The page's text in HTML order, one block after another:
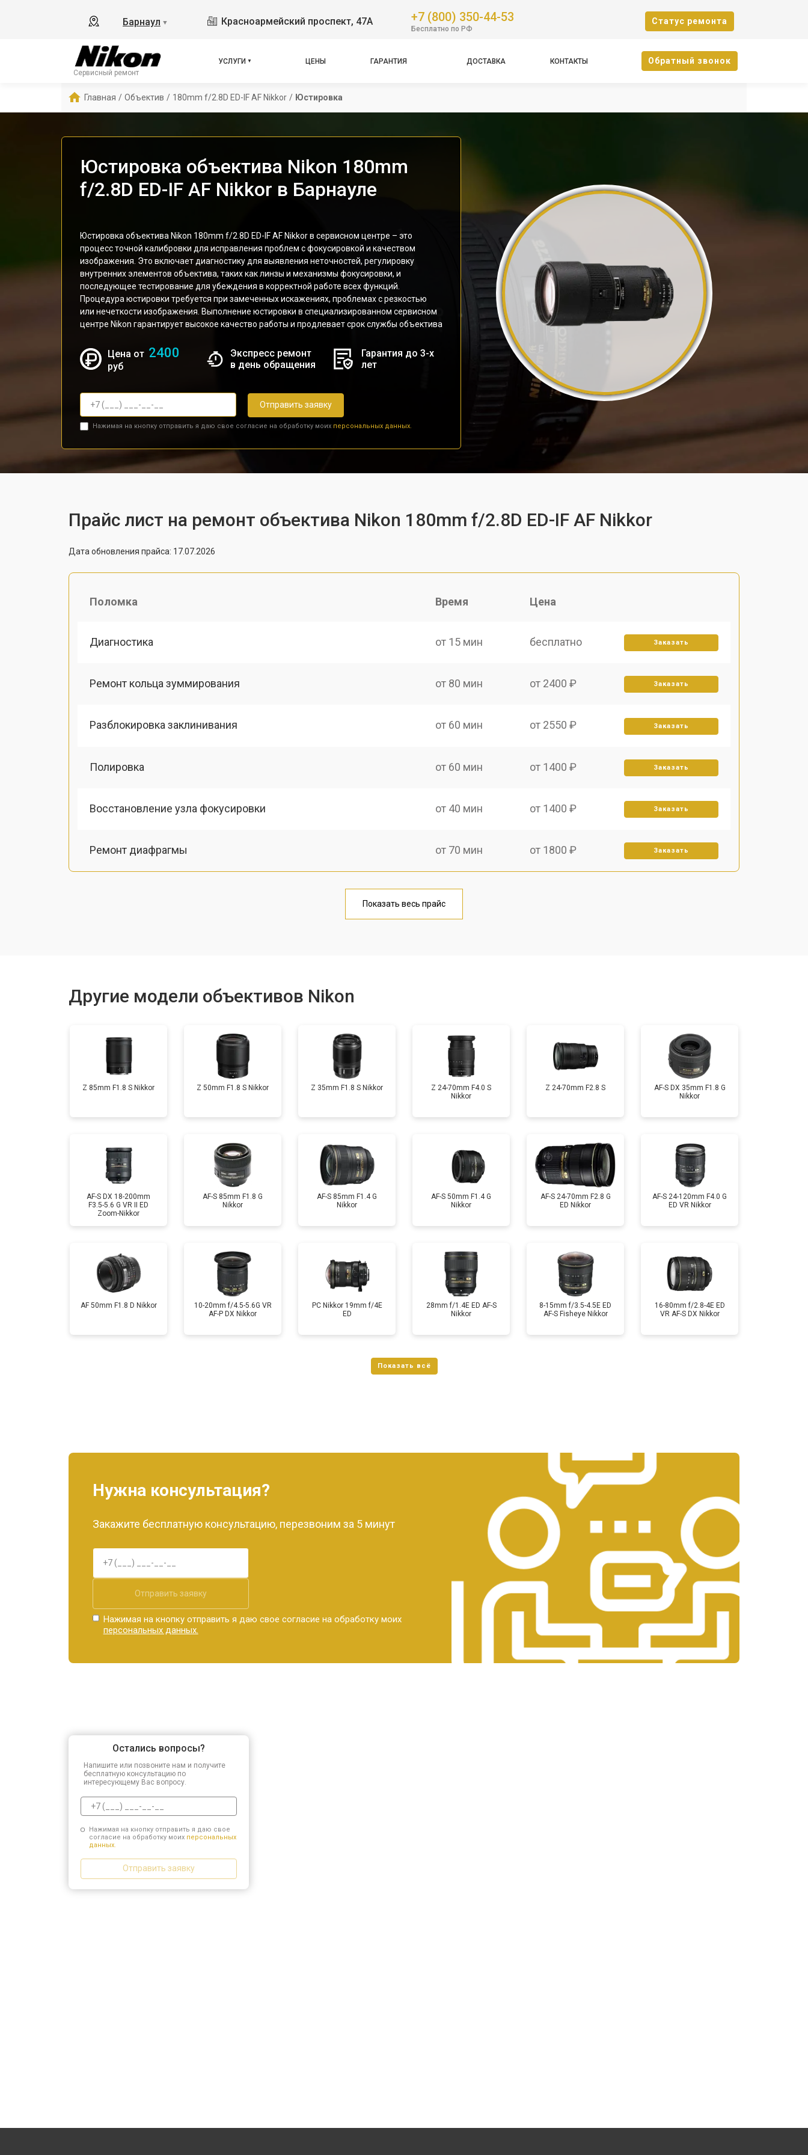
Барнаул ▼ Красноармейский проспект, 47А +7 (800) 350-44-53
Бесплатно по РФ
Cтатус ремонта
Сервисный ремонт
УСЛУГИ ЦЕНЫ ГАРАНТИЯ ДОСТАВКА КОНТАКТЫ Oбратный звонок
Главная / Объектив / 180mm f/2.8D ED-IF AF Nikkor / Юстировка
Юстировка объектива Nikon 180mm
f/2.8D ED-IF AF Nikkor в Барнауле
Юстировка объектива Nikon 180mm f/2.8D ED-IF AF Nikkor в сервисном центре – это
процесс точной калибровки для исправления проблем с фокусировкой и качеством
изображения. Это включает диагностику для выявления неточностей, регулировку
внутренних элементов объектива, таких как линзы и механизмы фокусировки, и
последующее тестирование для убеждения в корректной работе всех функций.
Процедура юстировки требуется при замеченных искажениях, проблемах с резкостью
или нечеткости изображения. Выполнение юстировки в специализированном сервисном
центре Nikon гарантирует высокое качество работы и продлевает срок службы объектива
Цена от 2400
руб
Экспресс ремонт
в день обращения
Гарантия до 3-х
лет
Отправить заявку
Нажимая на кнопку отправить я даю свое согласие на обработку моих персональных данных.
Прайс лист на ремонт объектива Nikon 180mm f/2.8D ED-IF AF Nikkor
Дата обновления прайса: 17.07.2026
Поломка Время Цена
Диагностика от 15 мин бесплатно Заказать
Ремонт кольца зуммирования от 80 мин от 2400 ₽ Заказать
Разблокировка заклинивания от 60 мин от 2550 ₽ Заказать
Полировка от 60 мин от 1400 ₽ Заказать
Восстановление узла фокусировки от 40 мин от 1400 ₽ Заказать
Ремонт диафрагмы от 70 мин от 1800 ₽ Заказать
от 50 мин
Показать весь прайс
Другие модели объективов Nikon
Z 85mm F1.8 S Nikkor Z 50mm F1.8 S Nikkor Z 35mm F1.8 S Nikkor
Z 24-70mm F4.0 S
Nikkor
Z 24-70mm F2.8 S
AF-S DX 35mm F1.8 G
Nikkor
AF-S DX 18-200mm
F3.5-5.6 G VR II ED
Zoom-Nikkor
AF-S 85mm F1.8 G
Nikkor
AF-S 85mm F1.4 G
Nikkor
AF-S 50mm F1.4 G
Nikkor
AF-S 24-70mm F2.8 G
ED Nikkor
AF-S 24-120mm F4.0 G
ED VR Nikkor
AF 50mm F1.8 D Nikkor
10-20mm f/4.5-5.6G VR
AF-P DX Nikkor
PC Nikkor 19mm f/4E
ED
28mm f/1.4E ED AF-S
Nikkor
8-15mm f/3.5-4.5E ED
AF-S Fisheye Nikkor
16-80mm f/2.8-4E ED
VR AF-S DX Nikkor
Нужна консультация?
Закажите бесплатную консультацию, перезвоним за 5 минут
Отправить заявку
Нажимая на кнопку отправить я даю свое согласие на обработку моих
персональных данных.
Остались вопросы?
Напишите или позвоните нам и получите
бесплатную консультацию по
интересующему Вас вопросу.
Нажимая на кнопку отправить я даю свое
согласие на обработку моих персональных
данных.
Отправить заявку